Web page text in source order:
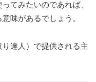
てみたいのであれば、
味があるでしょう。
達人）で提供される主